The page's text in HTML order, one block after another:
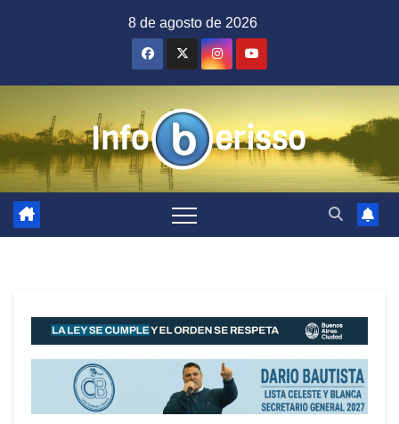
8 de agosto de 2026